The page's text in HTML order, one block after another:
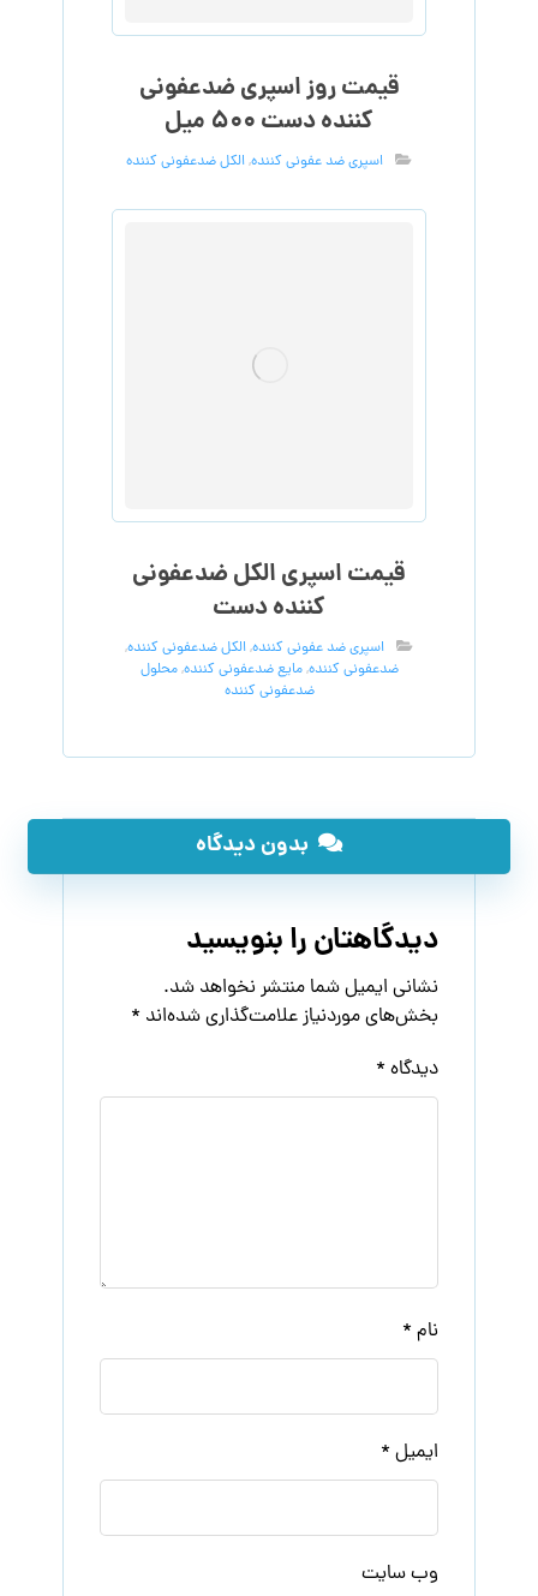
قیمت روز اسپری ضدعفونی
کننده دست ۵۰۰ میل
اسپری ضد عفونی کننده,الکل ضدعفونی کننده
قیمت اسپری الکل ضدعفونی
کننده دست
اسپری ضد عفونی کننده,الکل ضدعفونی کننده,
ضدعفونی کننده,مایع ضدعفونی کننده,محلول
ضدعفونی کننده
بدون دیدگاه
دیدگاهتان را بنویسید
نشانی ایمیل شما منتشر نخواهد شد.
بخش‌های موردنیاز علامت‌گذاری شده‌اند *
دیدگاه *
نام *
ایمیل *
وب‌ سایت